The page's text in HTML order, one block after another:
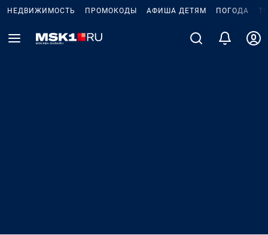
НЕДВИЖИМОСТЬ ПРОМОКОДЫ АФИША ДЕТЯМ ПОГОДА